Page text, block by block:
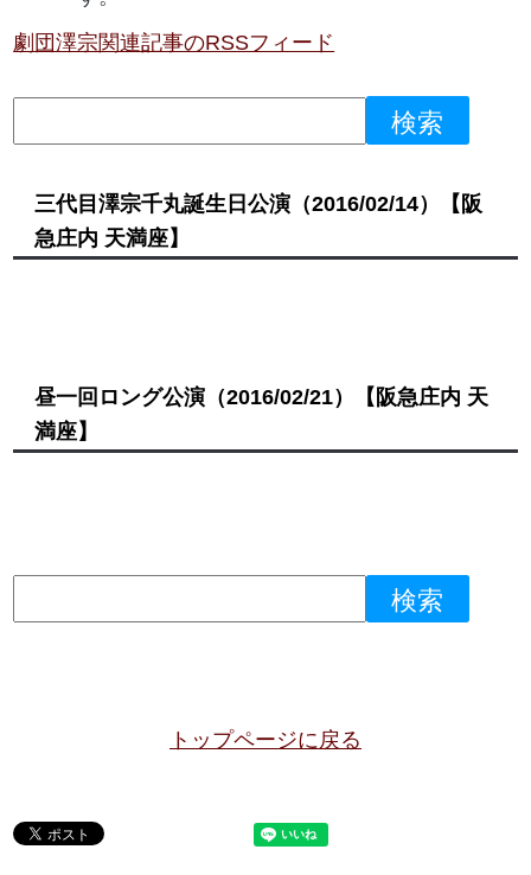
劇団澤宗関連記事のRSSフィード
三代目澤宗千丸誕生日公演（2016/02/14）
【阪
急庄内 天満座】
昼一回ロング公演（2016/02/21）
【阪急庄内 天
満座】
トップページに戻る